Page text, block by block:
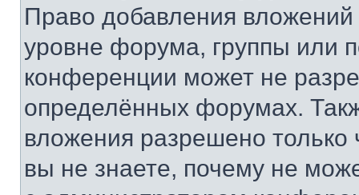
Право добавления
уровне форума, группы или
конференции может не
определённых форумах.
вложения разрешено
вы не знаете, почему не